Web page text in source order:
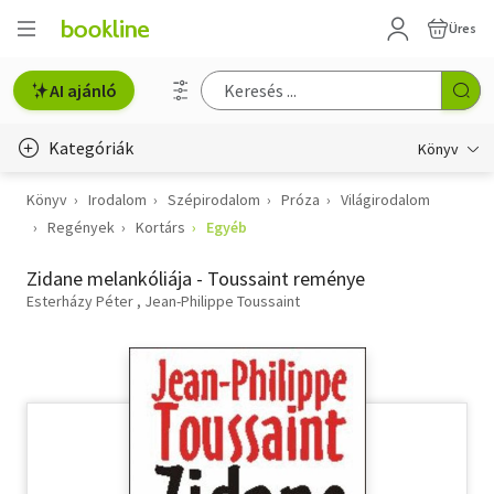
Üres
AI ajánló
Kategóriák Könyv
Életmód, egészség
Gyermek- és ifjúsági
Hobbi, szabadidő
Könyv Irodalom Szépirodalom Próza
Világirodalom
Regények
Kortárs Egyéb
Zidane melankóliája - Toussaint reménye
Esterházy Péter Jean-Philippe Toussaint